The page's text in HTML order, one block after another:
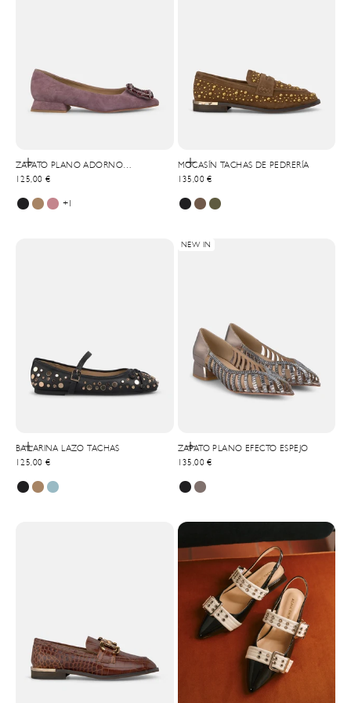
Elige opciones
ZAPATO PLANO ADORNO
CUADRADO
Precio de oferta
125,00 €
+1
Elige opciones
MOCASÍN TACHAS DE PEDRERÍA
Precio de oferta
135,00 €
Elige opciones
BAILARINA LAZO TACHAS
Precio de oferta
125,00 €
NEW IN
Elige opciones
ZAPATO PLANO EFECTO ESPEJO
Precio de oferta
135,00 €